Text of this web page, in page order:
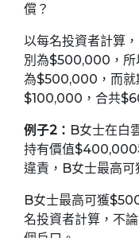
償？
以每名投資者計算
別為$500,000，所
為$500,000，而就
$100,000，合共
例子2： B女士在白
持有價值$400,000
違責，B女士最高可
B女士最高可獲
名投資者計算，不